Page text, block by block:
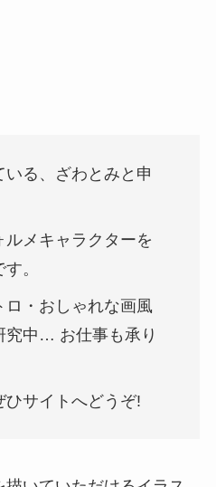
いる、ざわとみと申
ルメキャラクターを
。
ロ・おしゃれな画風
究中… お仕事も承り
サイトへどうぞ!